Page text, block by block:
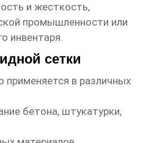
и жесткость,
промышленности или
инвентаря.
сетки
применяется в различных
бетона, штукатурки,